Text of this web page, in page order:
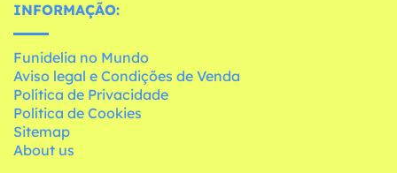
INFORMAÇÃO:
Funidelia no Mundo
Aviso legal e Condições de Venda
Política de Privacidade
Política de Cookies
Sitemap
About us